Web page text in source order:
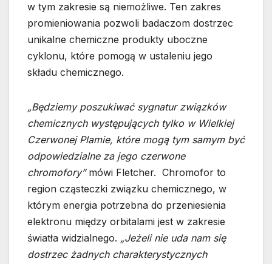
w tym zakresie są niemożliwe. Ten zakres
promieniowania pozwoli badaczom dostrzec
unikalne chemiczne produkty uboczne
cyklonu, które pomogą w ustaleniu jego
składu chemicznego.
„Będziemy poszukiwać sygnatur związków
chemicznych występujących tylko w Wielkiej
Czerwonej Plamie, które mogą tym samym być
odpowiedzialne za jego czerwone
chromofory”mówi Fletcher. Chromofor to
region cząsteczki związku chemicznego, w
którym energia potrzebna do przeniesienia
elektronu między orbitalami jest w zakresie
światła widzialnego. „Jeżeli nie uda nam się
dostrzec żadnych charakterystycznych